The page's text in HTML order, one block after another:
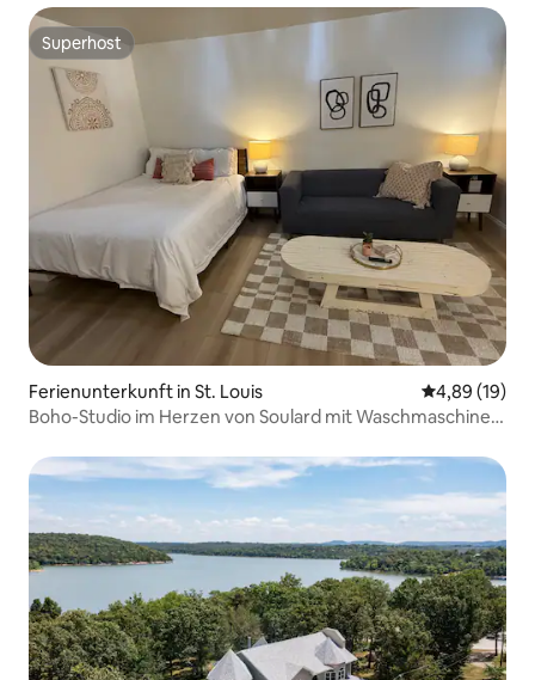
Superhost
Superhost
Ferienunterkunft in St. Louis
4,89 (19)
Boho-Studio im Herzen von Soulard mit Waschmaschine